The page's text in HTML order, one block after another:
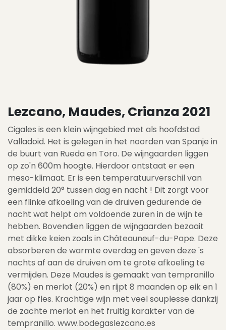
Lezcano, Maudes, Crianza 2021
Cigales is een klein wijngebied met als hoofdstad
Valladoid. Het is gelegen in het noorden van Spanje in
de buurt van Rueda en Toro. De wijngaarden liggen
op zo'n 600m hoogte. Hierdoor ontstaat er een
meso-klimaat. Er is een temperatuurverschil van
gemiddeld 20° tussen dag en nacht ! Dit zorgt voor
een flinke afkoeling van de druiven gedurende de
nacht wat helpt om voldoende zuren in de wijn te
hebben. Bovendien liggen de wijngaarden bezaait
met dikke keien zoals in Châteauneuf-du-Pape. Deze
absorberen de warmte overdag en geven deze 's
nachts af aan de druiven om te grote afkoeling te
vermijden. Deze Maudes is gemaakt van tempranillo
(80%) en merlot (20%) en rijpt 8 maanden op eik en 1
jaar op fles. Krachtige wijn met veel souplesse dankzij
de zachte merlot en het fruitig karakter van de
tempranillo. www.bodegaslezcano.es